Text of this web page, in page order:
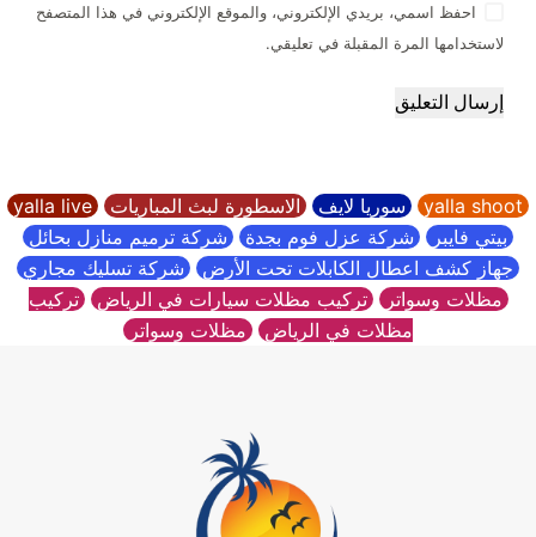
احفظ اسمي، بريدي الإلكتروني، والموقع الإلكتروني في هذا المتصفح
لاستخدامها المرة المقبلة في تعليقي.
إرسال التعليق
yalla shoot سوريا لايف الاسطورة لبث المباريات yalla live
بيتي فايبر شركة عزل فوم بجدة شركة ترميم منازل بحائل
جهاز كشف اعطال الكابلات تحت الأرض شركة تسليك مجاري
مظلات وسواتر تركيب مظلات سيارات في الرياض تركيب
مظلات في الرياض مظلات وسواتر